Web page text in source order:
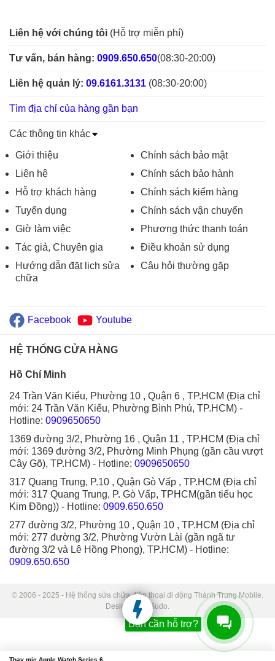
Liên hệ với chúng tôi (Hỗ trợ miễn phí)
Tư vấn, bán hàng: 0909.650.650(08:30-20:00)
Liên hệ quản lý: 09.6161.3131 (08:30-20:00)
Tìm địa chỉ của hàng gần bạn
Các thông tin khác
Giới thiệu
Liên hệ
Hỗ trợ khách hàng
Tuyển dụng
Giờ làm việc
Tác giả, Chuyên gia
Hướng dẫn đặt lịch sửa
chữa
Chính sách bảo mật
Chính sách bảo hành
Chính sách kiểm hàng
Chính sách vận chuyển
Phương thức thanh toán
Điều khoản sử dụng
Câu hỏi thường gặp
Facebook Youtube
HỆ THỐNG CỬA HÀNG
Hồ Chí Minh
24 Trần Văn Kiểu, Phường 10 , Quận 6 , TP.HCM (Địa chỉ
mới: 24 Trần Văn Kiểu, Phường Bình Phú, TP.HCM) -
Hotline: 0909650650
1369 đường 3/2, Phường 16 , Quận 11 , TP.HCM (Địa chỉ
mới: 1369 đường 3/2, Phường Minh Phụng (gần cầu vượt
Cây Gõ), TP.HCM) - Hotline: 0909650650
317 Quang Trung, P.10 , Quận Gò Vấp , TP.HCM (Địa chỉ
mới: 317 Quang Trung, P. Gò Vấp, TPHCM(gần tiểu học
Kim Đồng)) - Hotline: 0909.650.650
277 đường 3/2, Phường 10 , Quận 10 , TP.HCM (Địa chỉ
mới: 277 đường 3/2, Phường Vườn Lài (gần ngã tư
đường 3/2 và Lê Hồng Phong), TP.HCM) - Hotline:
0909.650.650
© 2006 - 2025 - Hệ thống sửa chữa điện thoại di động Thành Trung Mobile.
Designed by Sudo.
Thay mic Apple Watch Series 6
Bạn cần hỗ trợ?